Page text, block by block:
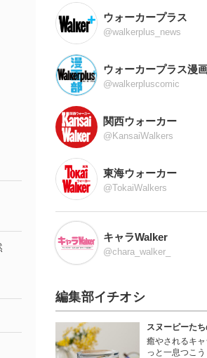
ウォーカープラス
@walkerplus_news
ウォーカープラス漫
@walkerpluscomic
関西ウォーカー
@KansaiWalkers
東海ウォーカー
@TokaiWalkers
キャラWalker
@chara_walker_
編集部イチオシ
スヌーピーた
癒やされるキ
っと一息つこ